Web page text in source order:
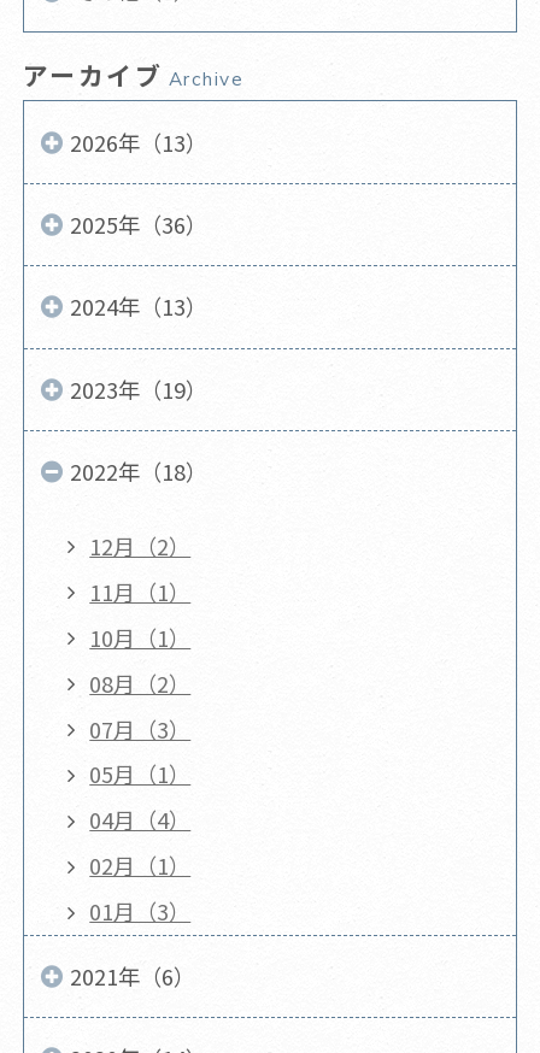
アーカイブ Archive
2026年（13）
2025年（36）
2024年（13）
2023年（19）
2022年（18）
12月（2）
11月（1）
10月（1）
08月（2）
07月（3）
05月（1）
04月（4）
02月（1）
01月（3）
2021年（6）